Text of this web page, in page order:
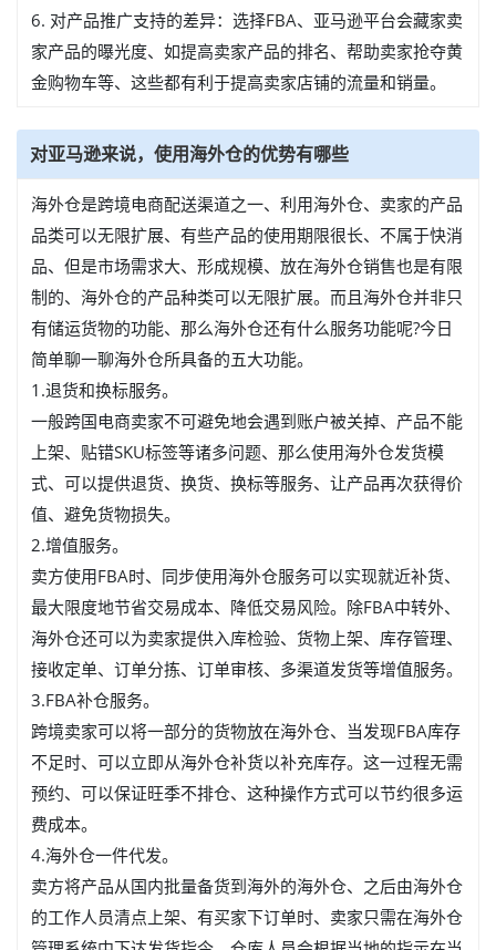
6. 对产品推广支持的差异：选择FBA、亚马逊平台会藏家卖
家产品的曝光度、如提高卖家产品的排名、帮助卖家抢夺黄
金购物车等、这些都有利于提高卖家店铺的流量和销量。
对亚马逊来说，使用海外仓的优势有哪些
海外仓是跨境电商配送渠道之一、利用海外仓、卖家的产品
品类可以无限扩展、有些产品的使用期限很长、不属于快消
品、但是市场需求大、形成规模、放在海外仓销售也是有限
制的、海外仓的产品种类可以无限扩展。而且海外仓并非只
有储运货物的功能、那么海外仓还有什么服务功能呢?今日
简单聊一聊海外仓所具备的五大功能。
1.退货和换标服务。
一般跨国电商卖家不可避免地会遇到账户被关掉、产品不能
上架、贴错SKU标签等诸多问题、那么使用海外仓发货模
式、可以提供退货、换货、换标等服务、让产品再次获得价
值、避免货物损失。
2.增值服务。
卖方使用FBA时、同步使用海外仓服务可以实现就近补货、
最大限度地节省交易成本、降低交易风险。除FBA中转外、
海外仓还可以为卖家提供入库检验、货物上架、库存管理、
接收定单、订单分拣、订单审核、多渠道发货等增值服务。
3.FBA补仓服务。
跨境卖家可以将一部分的货物放在海外仓、当发现FBA库存
不足时、可以立即从海外仓补货以补充库存。这一过程无需
预约、可以保证旺季不排仓、这种操作方式可以节约很多运
费成本。
4.海外仓一件代发。
卖方将产品从国内批量备货到海外的海外仓、之后由海外仓
的工作人员清点上架、有买家下订单时、卖家只需在海外仓